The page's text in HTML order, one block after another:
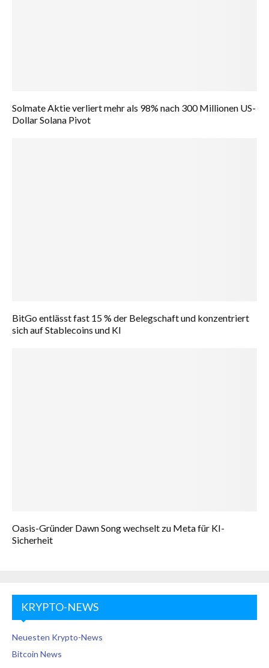
Solmate Aktie verliert mehr als 98% nach 300 Millionen US-
Dollar Solana Pivot
BitGo entlässt fast 15 % der Belegschaft und konzentriert
sich auf Stablecoins und KI
Oasis-Gründer Dawn Song wechselt zu Meta für KI-
Sicherheit
KRYPTO-NEWS
Neuesten Krypto-News
Bitcoin News